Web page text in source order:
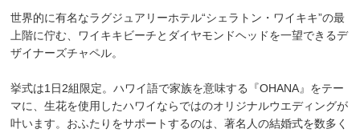
世界的に有名なラグジュアリーホテル“シェラトン・ワイキキ”の最
上階に佇む、ワイキキビーチとダイヤモンドヘッドを一望できるデ
ザイナーズチャペル。
挙式は1日2組限定。ハワイ語で家族を意味する『OHANA』をテー
マに、生花を使用したハワイならではのオリジナルウエディングが
叶います。おふたりをサポートするのは、著名人の結婚式を数多く